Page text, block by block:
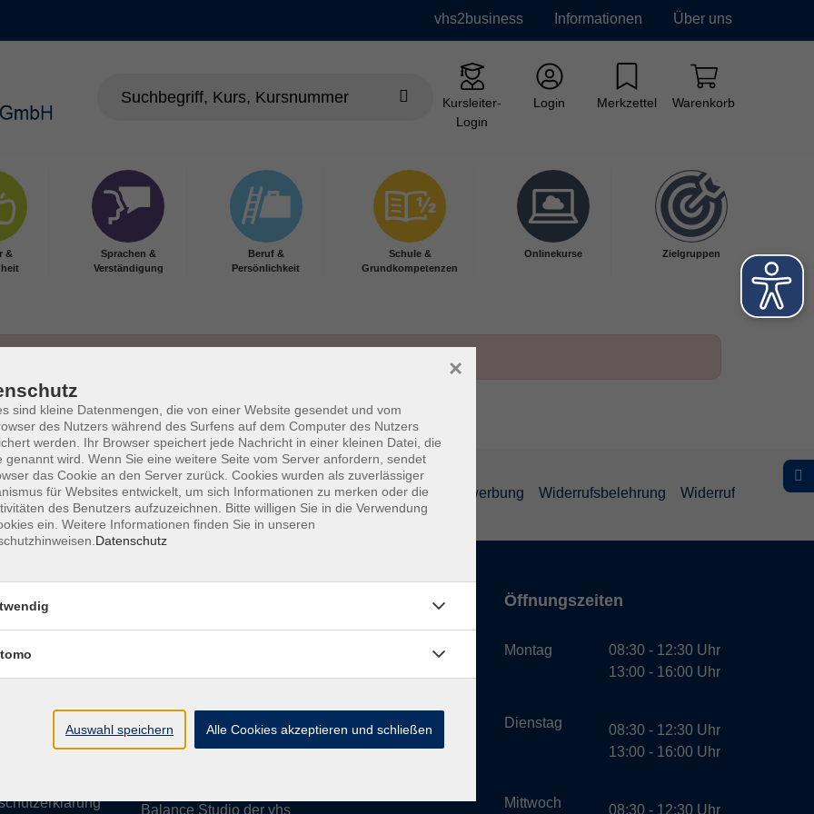
vhs2business Informationen Über uns
Kursleiter-
Login
Login Merkzettel Warenkorb
&
Sprachen &
Verständigung
Beruf &
Persönlichkeit
Schule &
Grundkompetenzen
Onlinekurse Zielgruppen
Barrierefreiheit AGB Datenschutzerklärung Datenschutz Bewerbung Widerrufsbelehrung Widerruf
Tel. 0961 48178-0
Fax 0961 48178-55
Balance Studio der vhs
Öffnungszeiten
Montag
Dienstag
Mittwoch
08:30 - 12:30 Uhr
13:00 - 16:00 Uhr
08:30 - 12:30 Uhr
13:00 - 16:00 Uhr
08:30 - 12:30 Uhr
sind kleine Datenmengen, die von einer Website gesendet und vom
des Nutzers während des Surfens auf dem Computer des Nutzers
werden. Ihr Browser speichert jede Nachricht in einer kleinen Datei, die
genannt wird. Wenn Sie eine weitere Seite vom Server anfordern, sendet
das Cookie an den Server zurück. Cookies wurden als zuverlässiger
für Websites entwickelt, um sich Informationen zu merken oder die
des Benutzers aufzuzeichnen. Bitte willigen Sie in die Verwendung
ein. Weitere Informationen finden Sie in unseren
Datenschutz
×
Auswahl speichern Alle Cookies akzeptieren und schließen